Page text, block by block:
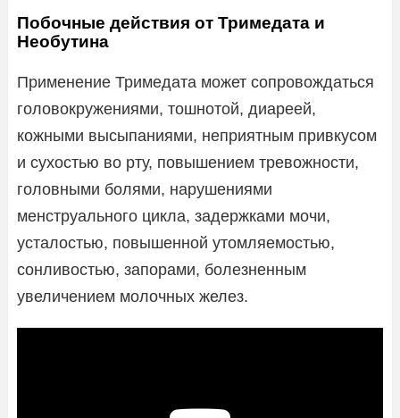
Побочные действия от Тримедата и
Необутина
Применение Тримедата может сопровождаться
головокружениями, тошнотой, диареей,
кожными высыпаниями, неприятным привкусом
и сухостью во рту, повышением тревожности,
головными болями, нарушениями
менструального цикла, задержками мочи,
усталостью, повышенной утомляемостью,
сонливостью, запорами, болезненным
увеличением молочных желез.